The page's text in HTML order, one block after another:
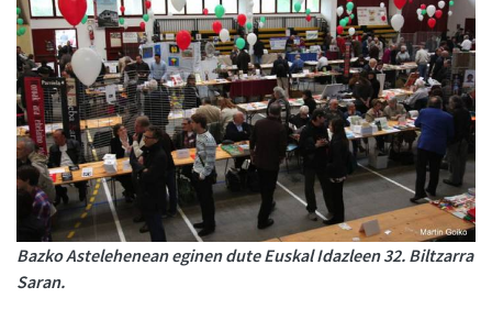
Bazko Astelehenean eginen dute Euskal Idazleen 32. Biltzarra
Saran.